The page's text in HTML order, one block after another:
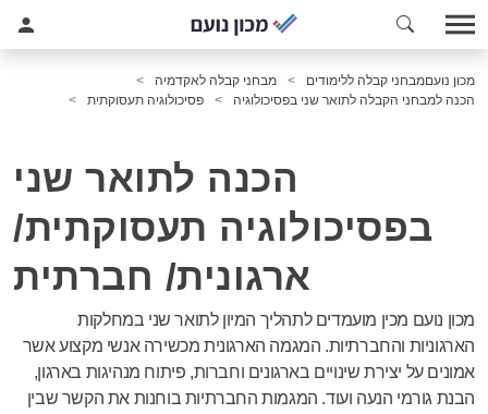
מכון נועםמבחני קבלה ללימודים
מבחני קבלה לאקדמיה
הכנה למבחני הקבלה לתואר שני בפסיכולוגיה
פסיכולוגיה תעסוקתית
הכנה לתואר שני
בפסיכולוגיה תעסוקתית/
ארגונית/ חברתית
מכון נועם מכין מועמדים לתהליך המיון לתואר שני במחלקות
הארגוניות והחברתיות. המגמה הארגונית מכשירה אנשי מקצוע אשר
אמונים על יצירת שינויים בארגונים וחברות, פיתוח מנהיגות בארגון,
הבנת גורמי הנעה ועוד. המגמות החברתיות בוחנות את הקשר שבין